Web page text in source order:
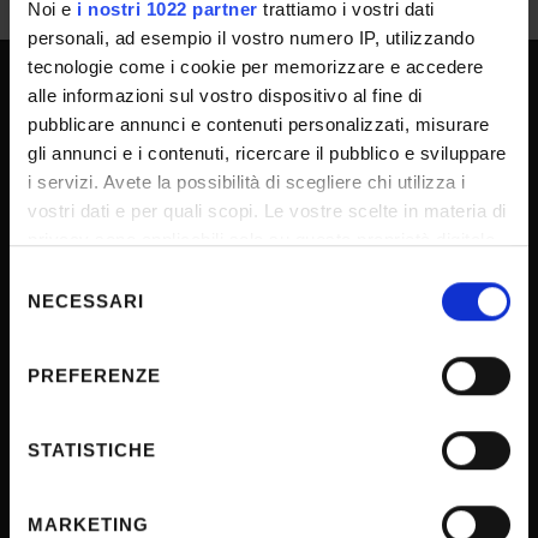
Noi e i nostri 1022 partner trattiamo i vostri dati
personali, ad esempio il vostro numero IP, utilizzando
tecnologie come i cookie per memorizzare e accedere
alle informazioni sul vostro dispositivo al fine di
pubblicare annunci e contenuti personalizzati, misurare
gli annunci e i contenuti, ricercare il pubblico e sviluppare
i servizi. Avete la possibilità di scegliere chi utilizza i
vostri dati e per quali scopi. Le vostre scelte in materia di
modificare o revocare il proprio consenso in qualsiasi
momento dalla Dichiarazione sui cookie o facendo clic
raccogliere informazioni sulla tua posizione
geografica, con un'approssimazione di qualche
Identificare il tuo dispositivo, scansionandolo
delNECESSARI
PREFERENZE
STATISTICHE
MARKETING
UNIVERSITY SERVICES
Transparency
Official University Register
Privacy policy
Sponsorizzazioni e donazioni